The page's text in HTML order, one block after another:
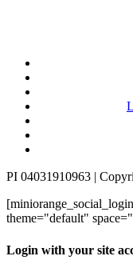
PI 04031910963 |
theme="default"
Login with your site